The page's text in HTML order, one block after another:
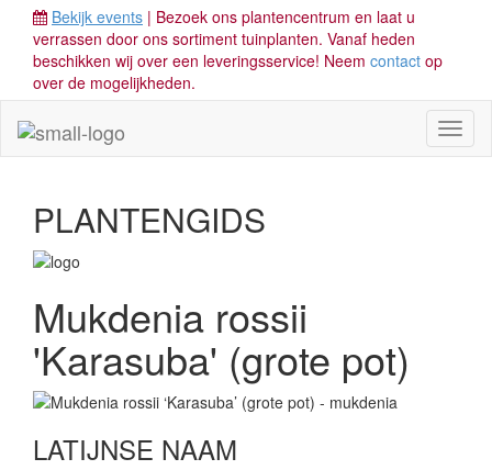
Bekijk events | Bezoek ons plantencentrum en laat u
verrassen door ons sortiment tuinplanten. Vanaf heden
beschikken wij over een leveringsservice! Neem contact op
over de mogelijkheden.
PLANTENGIDS
Mukdenia rossii
'Karasuba' (grote pot)
LATIJNSE NAAM